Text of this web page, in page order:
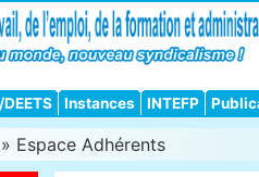
Instances INTEFP
» Espace Adhérents